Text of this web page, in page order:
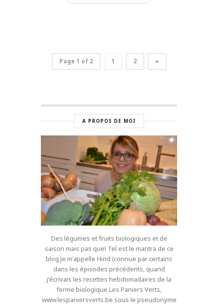
Page 1 of 2 1 2 »
A PROPOS DE MOI
Des légumes et fruits biologiques et de
saison mais pas que! Tel est le mantra de ce
blog.Je m'appelle Hind (connue par certains
dans les épisodes précédents, quand
j'écrivais les recettes hebdomadaires de la
ferme biologique Les Paniers Verts,
www.lespaniersverts.be sous le pseudonyme